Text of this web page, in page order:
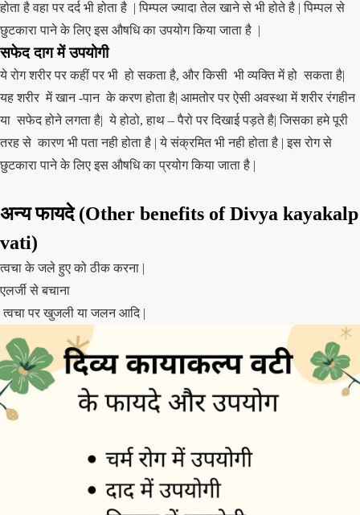
होता है वहा पर दर्द भी होता है | पिम्पल ज्यादा तेल खाने से भी होते है | पिम्पल से
छुटकारा पाने के लिए इस औषधि का उपयोग किया जाता है |
सफेद दाग में उपयोगी
ये रोग शरीर पर कहीं पर भी हो सकता है, और किसी भी व्यक्ति में हो सकता है|
यह शरीर में खान -पान के करण होता है| आमतोर पर ऐसी अवस्था में शरीर रंगहीन
या सफेद होने लगता है| ये होठो, हाथ – पैरो पर दिखाई पड़ते है| जिसका हमे पूरी
तरह से कारण भी पता नही होता है | ये संक्रमित भी नही होता है | इस रोग से
छुटकारा पाने के लिए इस औषधि का प्रयोग किया जाता है |
अन्य फायदे(Other benefits of Divya kayakalp
vati)
त्वचा के जले हुए को ठीक करना |
एलर्जी से बचाना
त्वचा पर खुजली या जलन आदि |